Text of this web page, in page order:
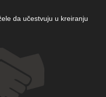
da učestvuju u kreiranju